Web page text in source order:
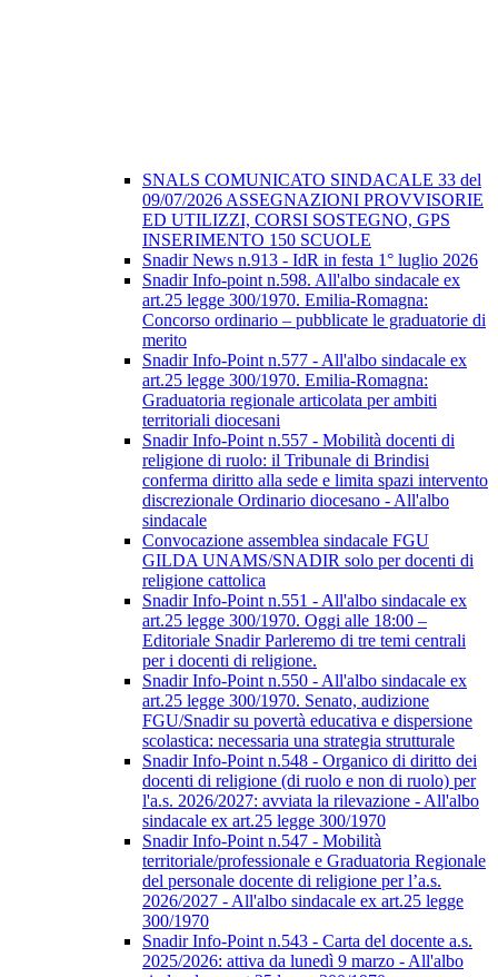
SNALS COMUNICATO SINDACALE 33 del
09/07/2026 ASSEGNAZIONI PROVVISORIE
ED UTILIZZI, CORSI SOSTEGNO, GPS
INSERIMENTO 150 SCUOLE
Snadir News n.913 - IdR in festa 1° luglio 2026
Snadir Info-point n.598. All'albo sindacale ex
art.25 legge 300/1970. Emilia-Romagna:
Concorso ordinario – pubblicate le graduatorie di
merito
Snadir Info-Point n.577 - All'albo sindacale ex
art.25 legge 300/1970. Emilia-Romagna:
Graduatoria regionale articolata per ambiti
territoriali diocesani
Snadir Info-Point n.557 - Mobilità docenti di
religione di ruolo: il Tribunale di Brindisi
conferma diritto alla sede e limita spazi intervento
discrezionale Ordinario diocesano - All'albo
sindacale
Convocazione assemblea sindacale FGU
GILDA UNAMS/SNADIR solo per docenti di
religione cattolica
Snadir Info-Point n.551 - All'albo sindacale ex
art.25 legge 300/1970. Oggi alle 18:00 –
Editoriale Snadir Parleremo di tre temi centrali
per i docenti di religione.
Snadir Info-Point n.550 - All'albo sindacale ex
art.25 legge 300/1970. Senato, audizione
FGU/Snadir su povertà educativa e dispersione
scolastica: necessaria una strategia strutturale
Snadir Info-Point n.548 - Organico di diritto dei
docenti di religione (di ruolo e non di ruolo) per
l'a.s. 2026/2027: avviata la rilevazione - All'albo
sindacale ex art.25 legge 300/1970
Snadir Info-Point n.547 - Mobilità
territoriale/professionale e Graduatoria Regionale
del personale docente di religione per l’a.s.
2026/2027 - All'albo sindacale ex art.25 legge
300/1970
Snadir Info-Point n.543 - Carta del docente a.s.
2025/2026: attiva da lunedì 9 marzo - All'albo